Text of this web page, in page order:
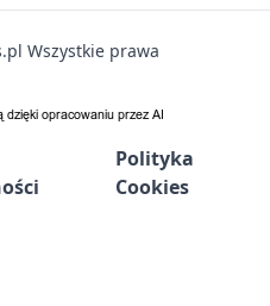
Wszystkie prawa
Polityka
Cookies